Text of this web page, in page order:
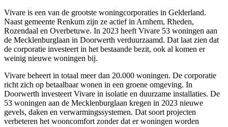
Vivare is een van de grootste woningcorporaties in Gelderland.
Naast gemeente Renkum zijn ze actief in Arnhem, Rheden,
Rozendaal en Overbetuwe. In 2023 heeft Vivare 53 woningen aan
de Mecklenburglaan in Doorwerth verduurzaamd. Dat laat zien dat
de corporatie investeert in het bestaande bezit, ook al komen er
weinig nieuwe woningen bij.
Vivare beheert in totaal meer dan 20.000 woningen. De corporatie
richt zich op betaalbaar wonen in een groene omgeving. In
Doorwerth investeert Vivare in isolatie en duurzame installaties. De
53 woningen aan de Mecklenburglaan kregen in 2023 nieuwe
gevels, daken en verwarmingssystemen. Dat soort projecten
verbeteren het wooncomfort zonder dat er woningen worden